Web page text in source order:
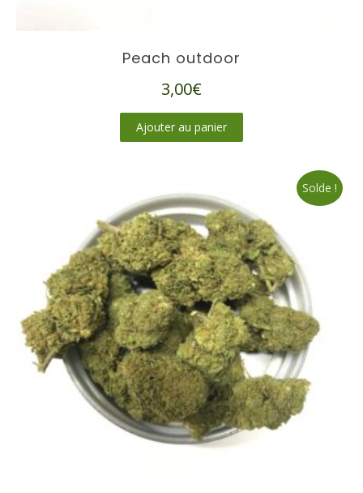
Peach outdoor
3,00€
Ajouter au panier
Solde !